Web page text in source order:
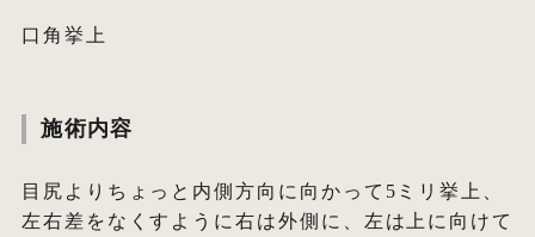
口角挙上
施術内容
目尻よりちょっと内側方向に向かって5ミリ挙上、
左右差をなくすように右は外側に、左は上に向けて